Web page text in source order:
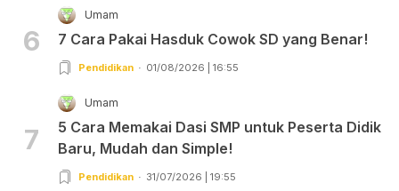
6
Umam
7 Cara Pakai Hasduk Cowok SD yang Benar!
Pendidikan 01/08/2026 | 16:55
7
Umam
5 Cara Memakai Dasi SMP untuk Peserta Didik
Baru, Mudah dan Simple!
Pendidikan 31/07/2026 | 19:55